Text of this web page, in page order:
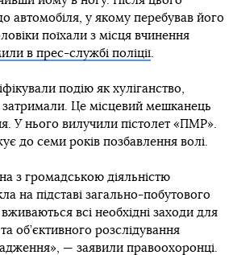
автомобіля, у якому перебував його
поїхали з місця вчинення
в прес-службі поліції.
подію як хуліганство,
затримали. Це місцевий мешканець
У нього вилучили пістолет «ПМР».
до семи років позбавлення волі.
з громадською діяльністю
на підставі загально-побутового
всі необхідні заходи для
об’єктивного розслідування
— заявили правоохоронці.